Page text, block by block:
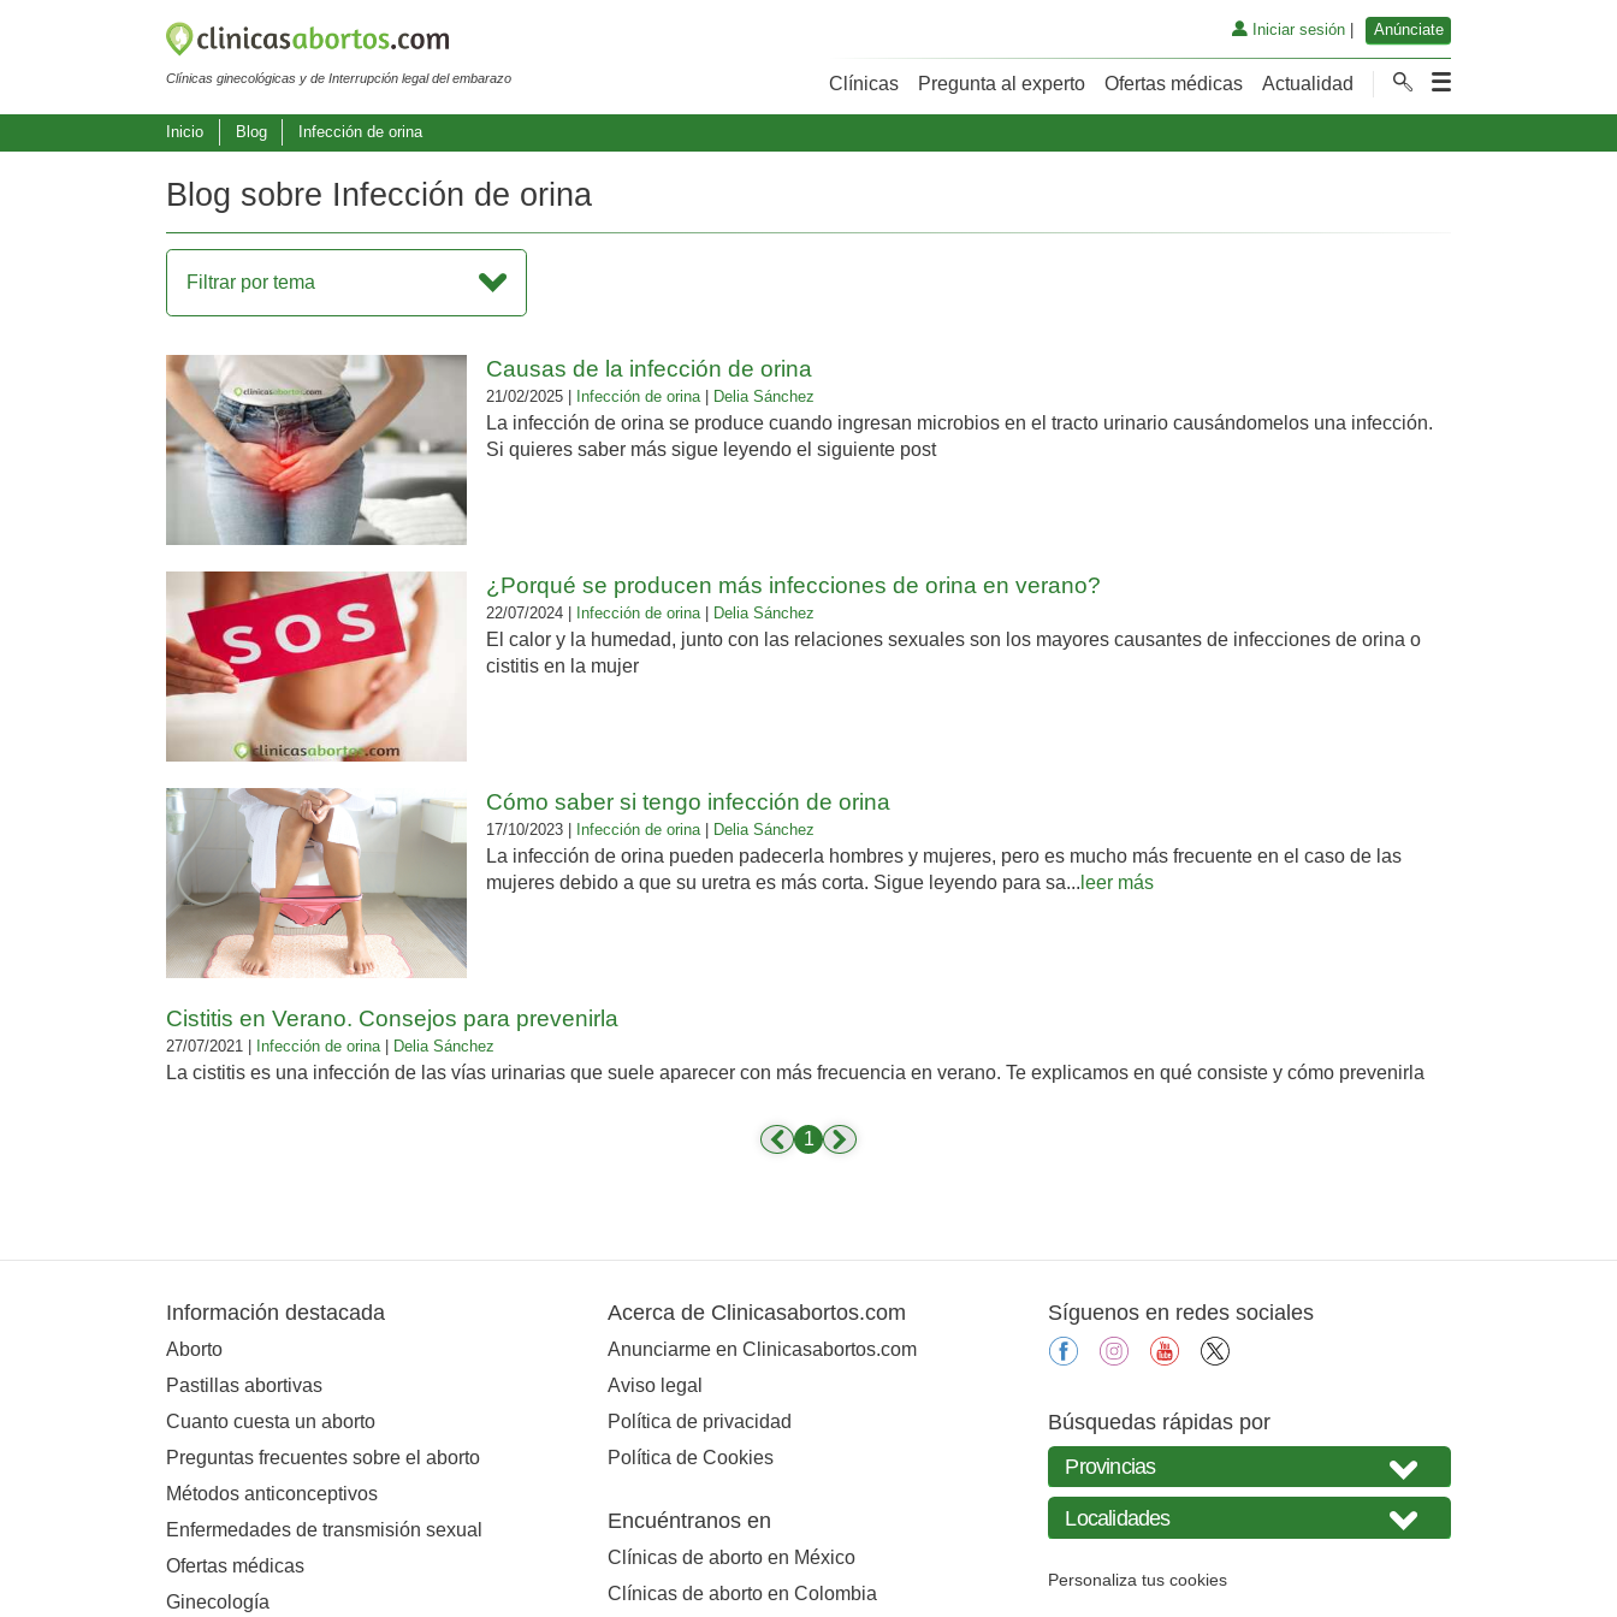
Clínicas ginecológicas y de Interrupción legal del embarazo
Iniciar sesión| Anúnciate
Clínicas Pregunta al experto Ofertas médicas Actualidad
Inicio Blog Infección de orina
Blog sobre Infección de orina
Filtrar por tema
Causas de la infección de orina
21/02/2025 | Infección de orina| Delia Sánchez
La infección de orina se produce cuando ingresan microbios en el tracto urinario causándomelos una infección.
Si quieres saber más sigue leyendo el siguiente post
¿Porqué se producen más infecciones de orina en verano?
22/07/2024 | Infección de orina| Delia Sánchez
El calor y la humedad, junto con las relaciones sexuales son los mayores causantes de infecciones de orina o
cistitis en la mujer
Cómo saber si tengo infección de orina
17/10/2023 | Infección de orina| Delia Sánchez
La infección de orina pueden padecerla hombres y mujeres, pero es mucho más frecuente en el caso de las
mujeres debido a que su uretra es más corta. Sigue leyendo para sa... leer más
Cistitis en Verano. Consejos para prevenirla
27/07/2021 | Infección de orina| Delia Sánchez
La cistitis es una infección de las vías urinarias que suele aparecer con más frecuencia en verano. Te explicamos en qué consiste y cómo prevenirla
1
Información destacada
Aborto
Pastillas abortivas
Cuanto cuesta un aborto
Preguntas frecuentes sobre el aborto
Métodos anticonceptivos
Enfermedades de transmisión sexual
Ofertas médicas
Ginecología
Acerca de Clinicasabortos.com
Anunciarme en Clinicasabortos.com
Aviso legal
Política de privacidad
Política de Cookies
Encuéntranos en
Clínicas de aborto en México
Clínicas de aborto en Colombia
Síguenos en redes sociales
facebookinstagramyoutube
Búsquedas rápidas por
Personaliza tus cookies